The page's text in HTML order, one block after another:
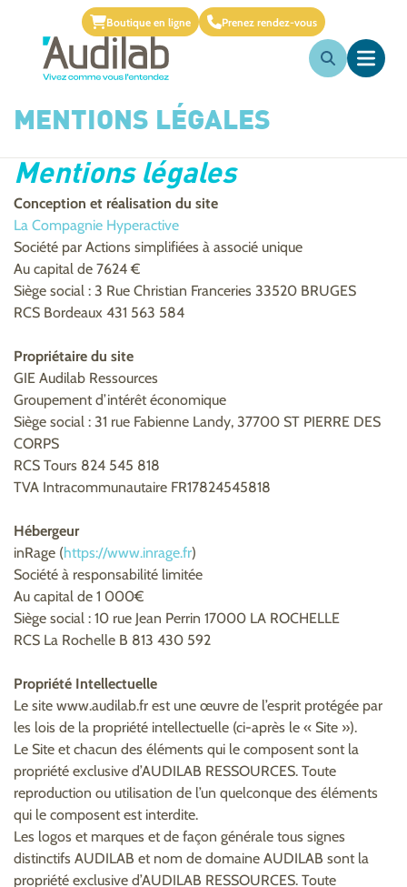
Boutique en ligne Prenez rendez-vous
MENTIONS LÉGALES
Mentions légales
Conception et réalisation du site
La Compagnie Hyperactive
Société par Actions simplifiées à associé unique
Au capital de 7624 €
Siège social : 3 Rue Christian Franceries 33520 BRUGES
RCS Bordeaux 431 563 584
Propriétaire du site
GIE Audilab Ressources
Groupement d’intérêt économique
Siège social : 31 rue Fabienne Landy, 37700 ST PIERRE DES
CORPS
RCS Tours 824 545 818
TVA Intracommunautaire FR17824545818
Hébergeur
inRage (https://www.inrage.fr)
Société à responsabilité limitée
Au capital de 1 000€
Siège social : 10 rue Jean Perrin 17000 LA ROCHELLE
RCS La Rochelle B 813 430 592
Propriété Intellectuelle
Le site www.audilab.fr est une œuvre de l’esprit protégée par
les lois de la propriété intellectuelle (ci-après le « Site »).
Le Site et chacun des éléments qui le composent sont la
propriété exclusive d’AUDILAB RESSOURCES. Toute
reproduction ou utilisation de l’un quelconque des éléments
qui le composent est interdite.
Les logos et marques et de façon générale tous signes
distinctifs AUDILAB et nom de domaine AUDILAB sont la
propriété exclusive d’AUDILAB RESSOURCES. Toute